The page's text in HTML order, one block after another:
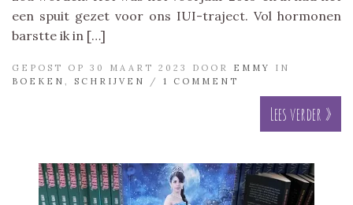
een spuit gezet voor ons IUI-traject. Vol hormonen
barstte ik in […]
GEPOST OP 30 MAART 2023 DOOR EMMY
IN
BOEKEN
SCHRIJVEN / 1 COMMENT
Lees verder »